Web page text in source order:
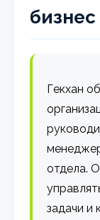
бизнес
Гекхан
отдела.
задачи и